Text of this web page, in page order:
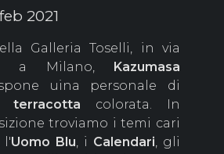
2021
Galleria Toselli, in via
a Milano, Kazumasa
uina personale di
terracotta colorata. In
troviamo i temi cari
, l'Uomo Blu , i Calendari , gli